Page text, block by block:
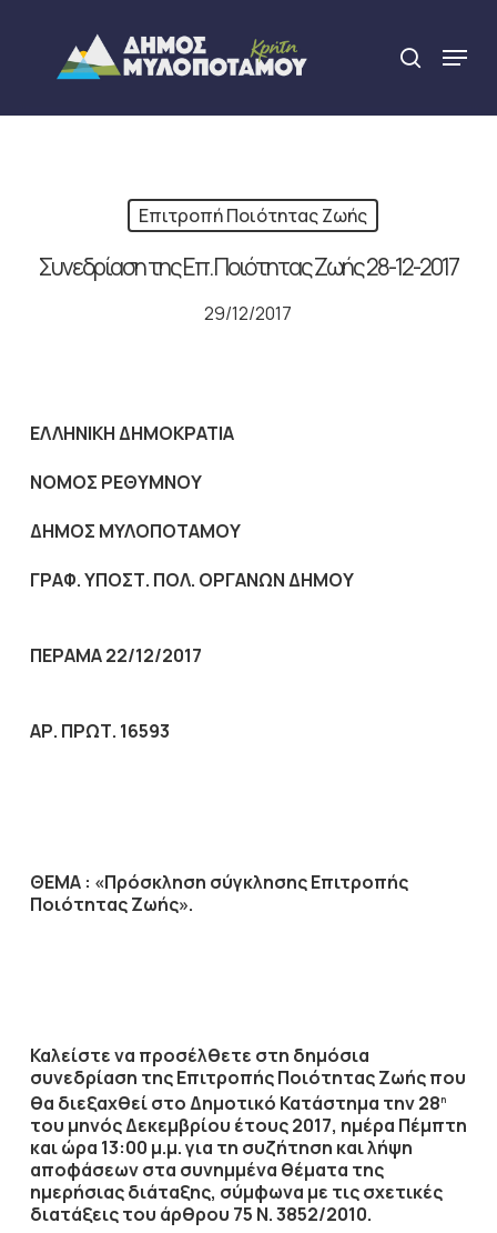
content
search
Menu
Επιτροπή Ποιότητας Ζωής
Συνεδρίαση της Επ. Ποιότητας Ζωής 28-12-2017
29/12/2017
ΕΛΛΗΝΙΚΗ ΔΗΜΟΚΡΑΤΙΑ
NOMOΣ ΡΕΘΥΜΝΟΥ
ΔΗΜΟΣ ΜΥΛΟΠΟΤΑΜΟΥ
ΓΡΑΦ. ΥΠΟΣΤ. ΠΟΛ. ΟΡΓΑΝΩΝ ΔΗΜΟΥ
ΠΕΡΑΜΑ 22/12/2017
ΑΡ. ΠΡΩΤ. 16593
ΘΕΜΑ : «Πρόσκληση σύγκλησης Επιτροπής
Ποιότητας Ζωής».
Καλείστε να προσέλθετε στη δημόσια
συνεδρίαση της Επιτροπής Ποιότητας Ζωής που
θα διεξαχθεί στο Δημοτικό Κατάστημα την28η
του μηνόςΔεκεμβρίου έτους2017, ημέρα Πέμπτη
και ώρα 13:00 μ.μ.για τη συζήτηση και λήψη
αποφάσεων στα συνημμένα θέματα της
ημερήσιας διάταξης, σύμφωνα με τις σχετικές
διατάξεις του άρθρου 75 Ν. 3852/2010.
Close